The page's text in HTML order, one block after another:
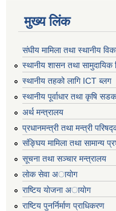
मुख्य लिंक
संघीय मामिला तथा स्थानीय
स्थानीय शासन तथा सामुदायिक
स्थानीय तहको लागि ICT ब्लग
स्थानीय पूर्वाधार तथा कृषि
अर्थ मन्त्रालय
प्रधानमन्त्री तथा मन्त्री
संङ्घिय मामिला तथा सामान्य
सूचना तथा सञ्चार मन्त्रालय
लाेक सेवा अायाेग
राष्टिय याेजना अायाेग
राष्टिय पुनर्निर्माण प्राधिकरण